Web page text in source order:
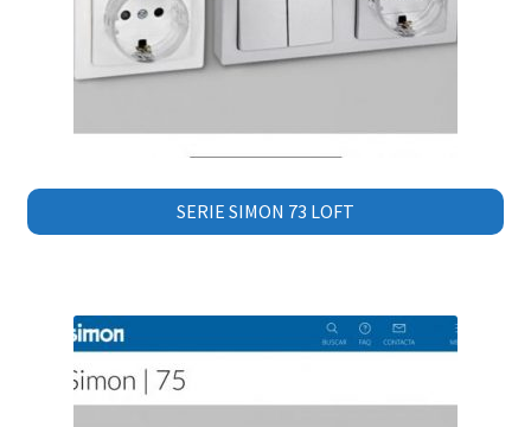
SERIE SIMON 73 LOFT